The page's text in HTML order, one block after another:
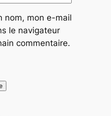
nom, mon e-mail
le navigateur
commentaire.